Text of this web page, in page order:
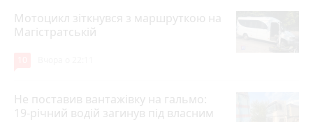
Мотоцикл зіткнувся з маршруткою на
Магістратській
Не поставив вантажівку на гальмо:
19-річний водій загинув під власним